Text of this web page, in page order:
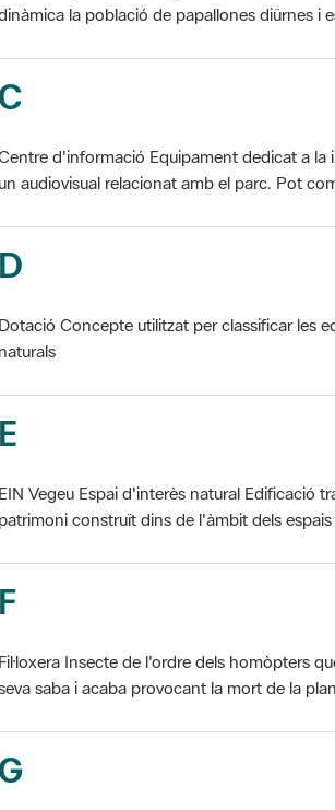
la població de papallones diürnes i
C
d'informació Equipament dedicat a
un audiovisual relacionat amb el parc. Pot
D
Dotació Concepte utilitzat per classificar les
naturals
E
EIN Vegeu Espai d'interès natural Edificació
patrimoni construït dins de l'àmbit dels
F
Fil·loxera Insecte de l'ordre dels homòpters
saba i acaba provocant la mort de la
G